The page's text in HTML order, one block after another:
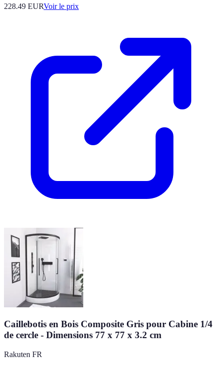
228.49 EURVoir le prix
Caillebotis en Bois Composite Gris pour Cabine 1/4
de cercle - Dimensions 77 x 77 x 3.2 cm
Rakuten FR